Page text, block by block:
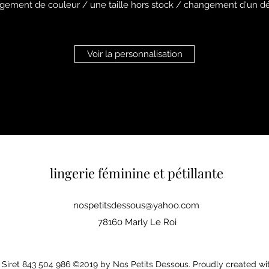
de couleur / une taille hors stock / changement d'un
Voir la personnalisation
lingerie féminine et pétillante
nospetitsdessous@yahoo.com
78160 Marly Le Roi
Siret 843 504 986 ©2019 by Nos Petits Dessous. Proudly created